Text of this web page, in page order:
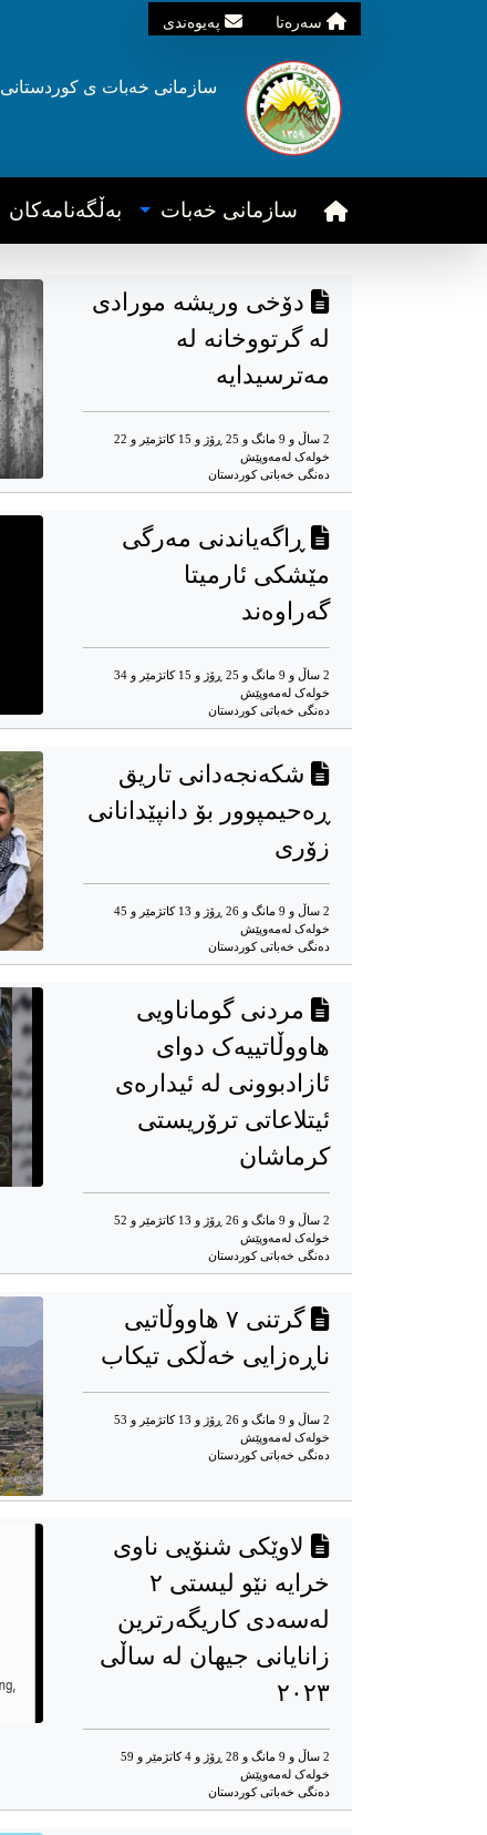
سه‌ره‌تا په‌یوه‌ندی
سازمانی خه‌بات ی کوردستانی
سازمانی خه‌بات به‌ڵگه‌نامه‌کان
دۆخی وریشە مورادی
لە گرتووخانە له
مەترسیدایە
2 ساڵ و 9 مانگ و 25 ڕۆژ و 15 کاتژمێر و 22
خوله‌ک له‌مه‌وپێش‌
دەنگی خەباتی کوردستان
ڕاگەیاندنی مەرگی
مێشکی ئارمیتا
گەراوەند
2 ساڵ و 9 مانگ و 25 ڕۆژ و 15 کاتژمێر و 34
خوله‌ک له‌مه‌وپێش‌
دەنگی خەباتی کوردستان
شکەنجەدانی تاریق
ڕەحیمپوور بۆ دانپێدانانی
زۆری
2 ساڵ و 9 مانگ و 26 ڕۆژ و 13 کاتژمێر و 45
خوله‌ک له‌مه‌وپێش‌
ده‌نگی خه‌باتی کوردستان
مردنی گوماناویی
هاووڵاتییەک دوای
ئازادبوونی لە ئیدارەی
ئیتلاعاتی ترۆریستی
کرماشان
2 ساڵ و 9 مانگ و 26 ڕۆژ و 13 کاتژمێر و 52
خوله‌ک له‌مه‌وپێش‌
ده‌نگی خه‌باتی کوردستان
گرتنی ٧ هاووڵاتیی
ناڕەزایی خەڵکی تیکاب
2 ساڵ و 9 مانگ و 26 ڕۆژ و 13 کاتژمێر و 53
خوله‌ک له‌مه‌وپێش‌
ده‌نگی خه‌باتی کوردستان
لاوێکی شنۆیی ناوی
خرایە نێو لیستی ٢
لەسەدی کاریگەرترین
زانایانی جیهان لە ساڵی
٢٠٢٣
2 ساڵ و 9 مانگ و 28 ڕۆژ و 4 کاتژمێر و 59
خوله‌ک له‌مه‌وپێش‌
دەنگی خەباتی کوردستان